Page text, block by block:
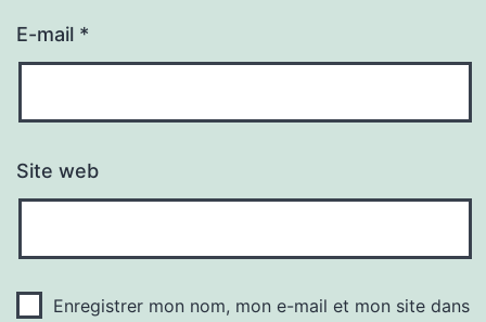
E-mail *
Site web
Enregistrer mon nom, mon e-mail et mon site dans